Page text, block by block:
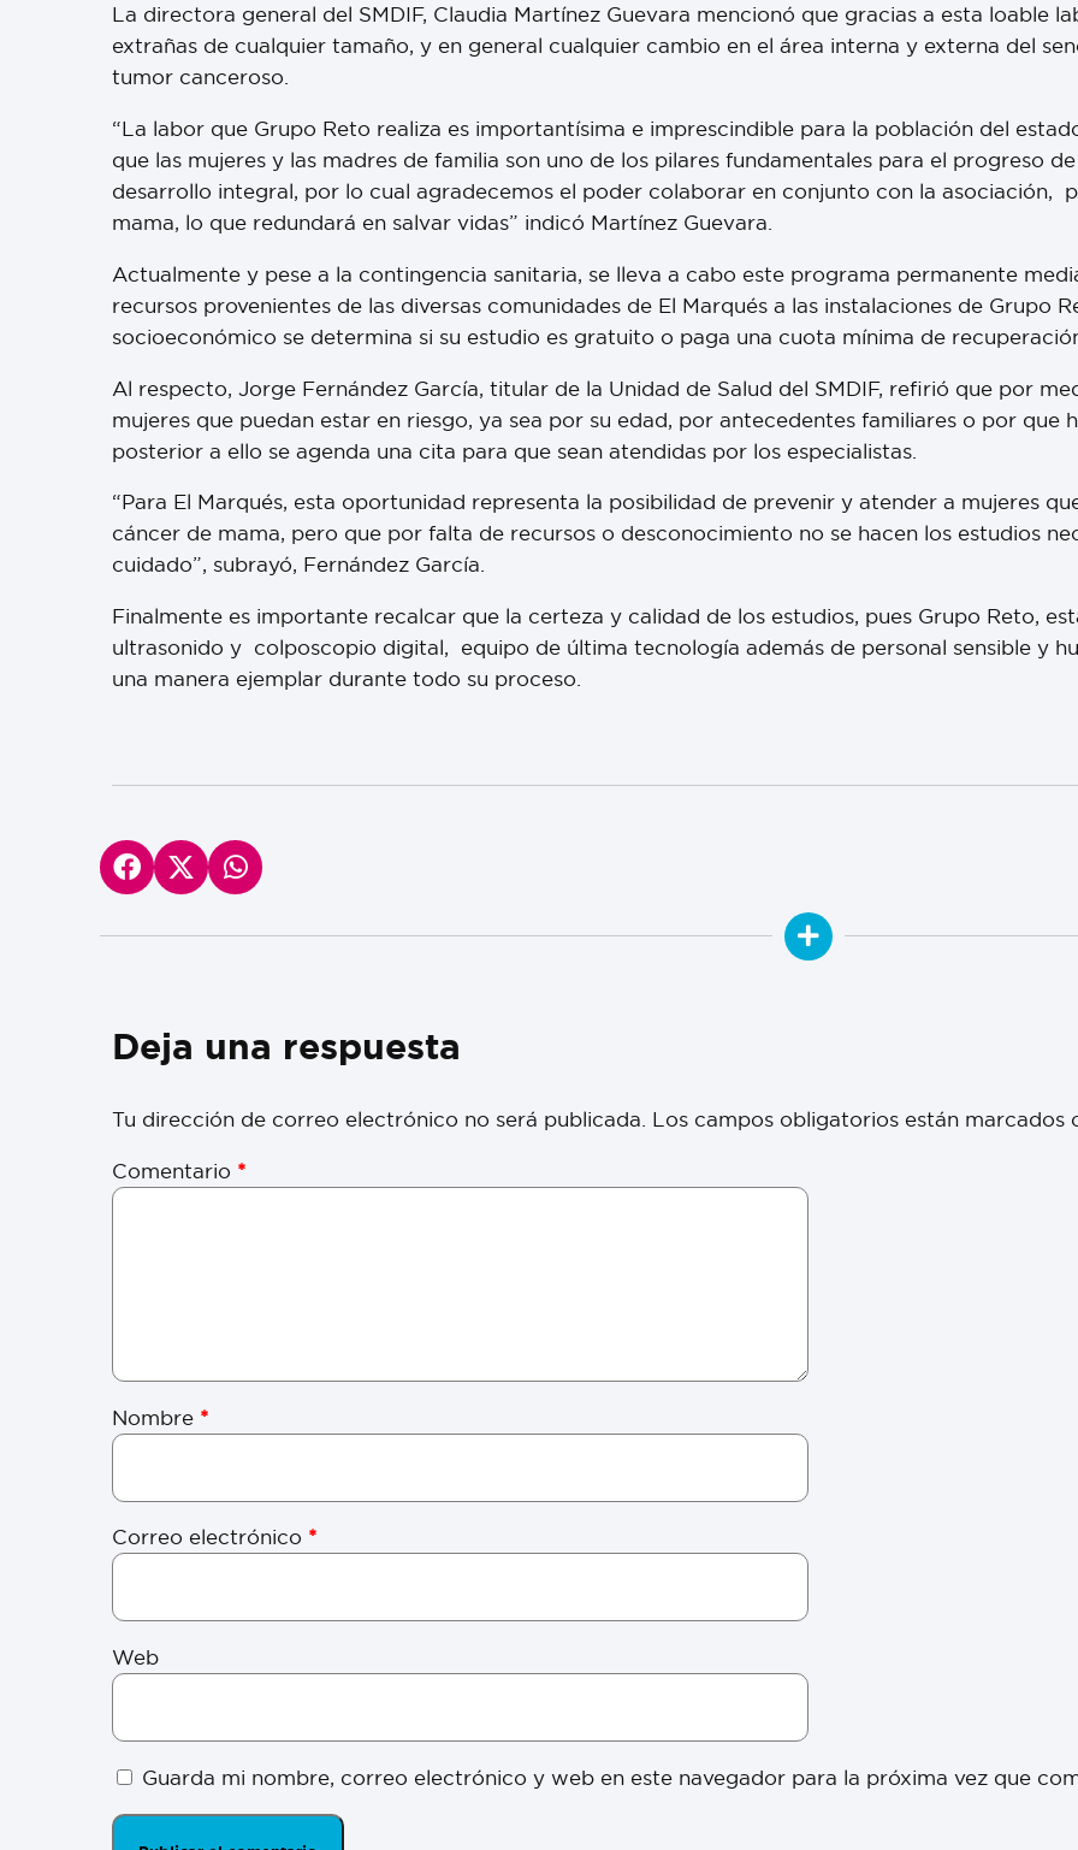
La directora general del SMDIF, Claudia Martínez Guevara mencionó que gracias a esta loable
extrañas de cualquier tamaño, y en general cualquier cambio en el área interna y externa del
tumor canceroso.
“La labor que Grupo Reto realiza es importantísima e imprescindible para la población del
que las mujeres y las madres de familia son uno de los pilares fundamentales para el progreso
desarrollo integral, por lo cual agradecemos el poder colaborar en conjunto con la asociación,
mama, lo que redundará en salvar vidas” indicó Martínez Guevara.
Actualmente y pese a la contingencia sanitaria, se lleva a cabo este programa permanente
recursos provenientes de las diversas comunidades de El Marqués a las instalaciones de Grupo
socioeconómico se determina si su estudio es gratuito o paga una cuota mínima de
Al respecto, Jorge Fernández García, titular de la Unidad de Salud del SMDIF, refirió que por
mujeres que puedan estar en riesgo, ya sea por su edad, por antecedentes familiares o por que
posterior a ello se agenda una cita para que sean atendidas por los especialistas.
“Para El Marqués, esta oportunidad representa la posibilidad de prevenir y atender a mujeres
cáncer de mama, pero que por falta de recursos o desconocimiento no se hacen los estudios
cuidado”, subrayó, Fernández García.
Finalmente es importante recalcar que la certeza y calidad de los estudios, pues Grupo Reto,
ultrasonido y colposcopio digital, equipo de última tecnología además de personal sensible y
una manera ejemplar durante todo su proceso.
Deja una respuesta
Tu dirección de correo electrónico no será publicada. Los campos obligatorios están marcados
Comentario *
Nombre *
Correo electrónico *
Web
Guarda mi nombre, correo electrónico y web en este navegador para la próxima vez que